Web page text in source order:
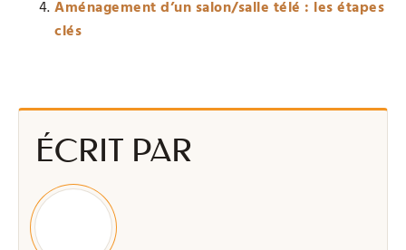
Aménagement d’un salon/salle télé : les étapes
clés
ÉCRIT PAR